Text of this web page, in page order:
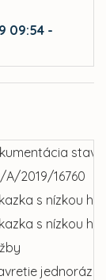
09:54 -
A/2019/16760
s nízkou
s nízkou